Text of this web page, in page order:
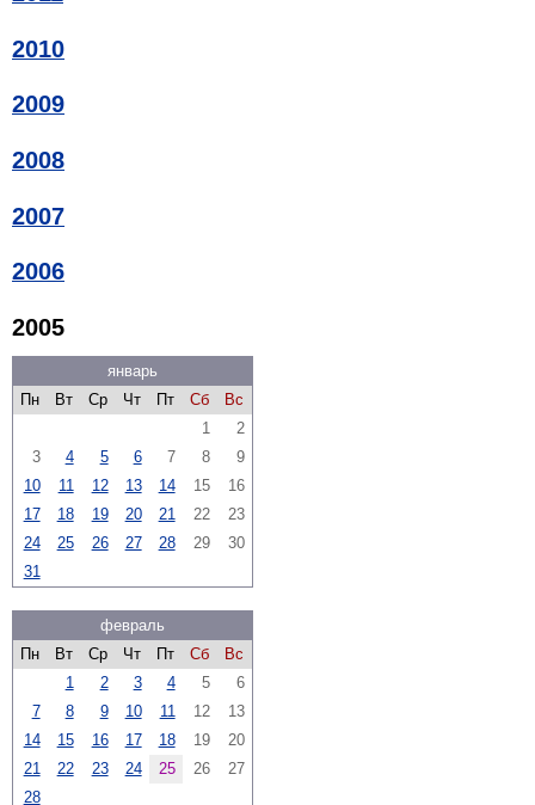
2010
2009
2008
2007
2006
2005
январь
Пн
Вт Ср Чт Пт Сб
Вс
1
2
3
4 5 6 7 8
9
10
11 12 13 14 15
16
17
18 19 20 21 22
23
24
25 26 27 28 29
30
31
февраль
Пн
Вт Ср Чт Пт Сб
Вс
1
2 3 4 5
6
7
8 9 10 11 12
13
14
15 16 17 18 19
20
21
22 23 24 25 26
27
28